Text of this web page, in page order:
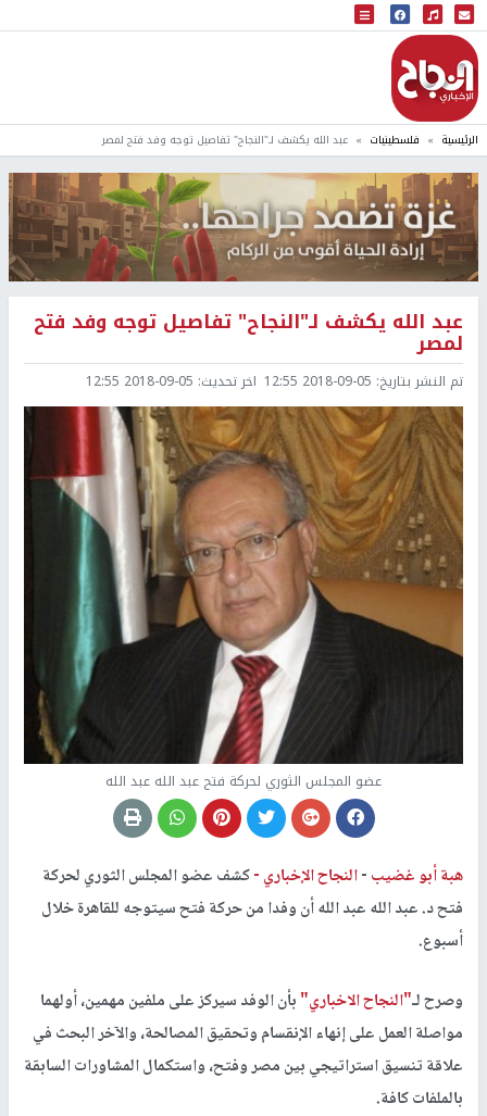
البث المباشر
إذاعة النجاح
الرئيسية فلسطينيات عبد الله يكشف لـ"النجاح" تفاصيل توجه وفد فتح لمصر
عبد الله يكشف لـ"النجاح" تفاصيل توجه وفد فتح
لمصر
تم النشر بتاريخ: 2018-09-05 12:55 اخر تحديث: 2018-09-05 12:55
عضو المجلس الثوري لحركة فتح عبد الله عبد الله
هبة أبو غضيب-النجاح الإخباري -كشف عضو المجلس الثوري لحركة
فتح د. عبد الله عبد الله أن وفدا من حركة فتح سيتوجه للقاهرة خلال
أسبوع.
وصرح لـ"النجاح الاخباري"بأن الوفد سيركز على ملفين مهمين، أولهما
مواصلة العمل على إنهاء الإنقسام وتحقيق المصالحة، والآخر البحث في
علاقة تنسيق استراتيجي بين مصر وفتح، واستكمال المشاورات السابقة
بالملفات كافة.